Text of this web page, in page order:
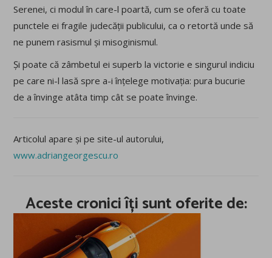
Serenei, ci modul în care-l poartă, cum se oferă cu toate
punctele ei fragile judecății publicului, ca o retortă unde să
ne punem rasismul și misoginismul.
Și poate că zâmbetul ei superb la victorie e singurul indiciu
pe care ni-l lasă spre a-i înțelege motivația: pura bucurie
de a învinge atâta timp cât se poate învinge.
Articolul apare și pe site-ul autorului,
www.adriangeorgescu.ro
Aceste cronici îți sunt oferite de: